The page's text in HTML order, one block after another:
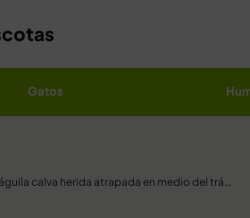
Gatos
Hombre ve un águila calva herida atrapada en medio del tráfico y le salva la vida